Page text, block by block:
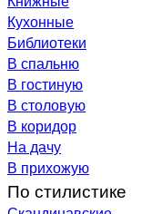
Кухонные
Библиотеки
В спальню
В гостиную
В столовую
В коридор
На дачу
В прихожую
По стилистике